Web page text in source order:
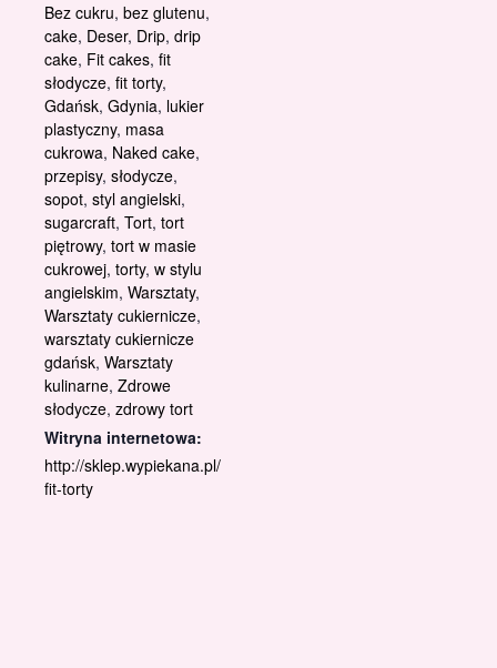
Bez cukru, bez glutenu,
cake, Deser, Drip, drip
cake, Fit cakes, fit
słodycze, fit torty,
Gdańsk, Gdynia, lukier
plastyczny, masa
cukrowa, Naked cake,
przepisy, słodycze,
sopot, styl angielski,
sugarcraft, Tort, tort
piętrowy, tort w masie
cukrowej, torty, w stylu
angielskim, Warsztaty,
Warsztaty cukiernicze,
warsztaty cukiernicze
gdańsk, Warsztaty
kulinarne, Zdrowe
słodycze, zdrowy tort
Witryna internetowa:
http://sklep.wypiekana.pl/
fit-torty